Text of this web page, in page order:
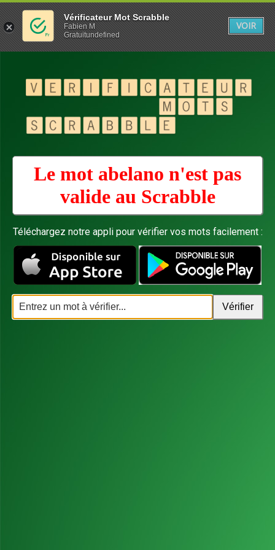
Le mot abelano n'est pas
valide au Scrabble
Téléchargez notre appli pour vérifier vos mots facilement :
Vérificateur Mot Scrabble
Fabien M
Gratuitundefined
VOIR